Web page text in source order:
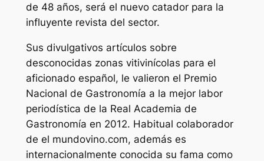
de 48 años, será el nuevo catador para la
influyente revista del sector.
Sus divulgativos artículos sobre
desconocidas zonas vitivinícolas para el
aficionado español, le valieron el Premio
Nacional de Gastronomía a la mejor labor
periodística de la Real Academia de
Gastronomía en 2012. Habitual colaborador
de el mundovino.com, además es
internacionalmente conocida su fama como